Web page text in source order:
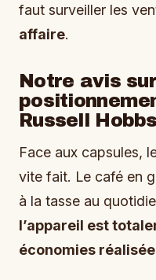
faut surveiller les
affaire.
Notre avis
Russell Hobbs
Face aux capsules,
vite fait. Le café en
à la tasse au
l’appareil est
économies